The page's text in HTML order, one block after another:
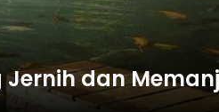
Jernih dan